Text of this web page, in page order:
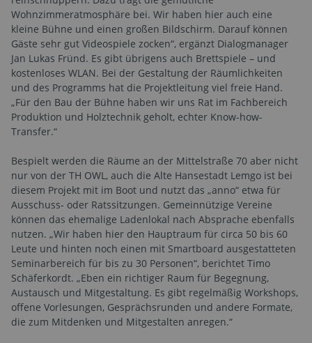
Wohnzimmeratmosphäre bei. Wir haben hier auch eine
kleine Bühne und einen großen Bildschirm. Darauf können
Gäste sehr gut Videospiele zocken“, ergänzt Dialogmanager
Jan Lukas Fründ. Es gibt übrigens auch Brettspiele – und
kostenloses WLAN. Bei der Gestaltung der Räumlichkeiten
und des Programms hat die Projektleitung viel freie Hand.
„Für den Bau der Bühne haben wir uns Rat im Fachbereich
Produktion und Holztechnik geholt, echter Know-how-
Transfer.“
Bespielt werden die Räume an der Mittelstraße 70 aber nicht
nur von der TH OWL, auch die Alte Hansestadt Lemgo ist bei
diesem Projekt mit im Boot und nutzt das „anno“ etwa für
Ausschuss- oder Ratssitzungen. Gemeinnützige Vereine
können das ehemalige Ladenlokal nach Absprache ebenfalls
nutzen. „Wir haben hier den Hauptraum für circa 50 bis 60
Leute und hinten noch einen mit Smartboard ausgestatteten
Seminarbereich für bis zu 30 Personen“, berichtet Timo
Schäferkordt. „Eben ein richtiger Raum für Begegnung,
Austausch und Mitgestaltung. Es gibt regelmäßig Workshops,
offene Vorlesungen, Gesprächsrunden und andere Formate,
die zum Mitdenken und Mitgestalten anregen.“